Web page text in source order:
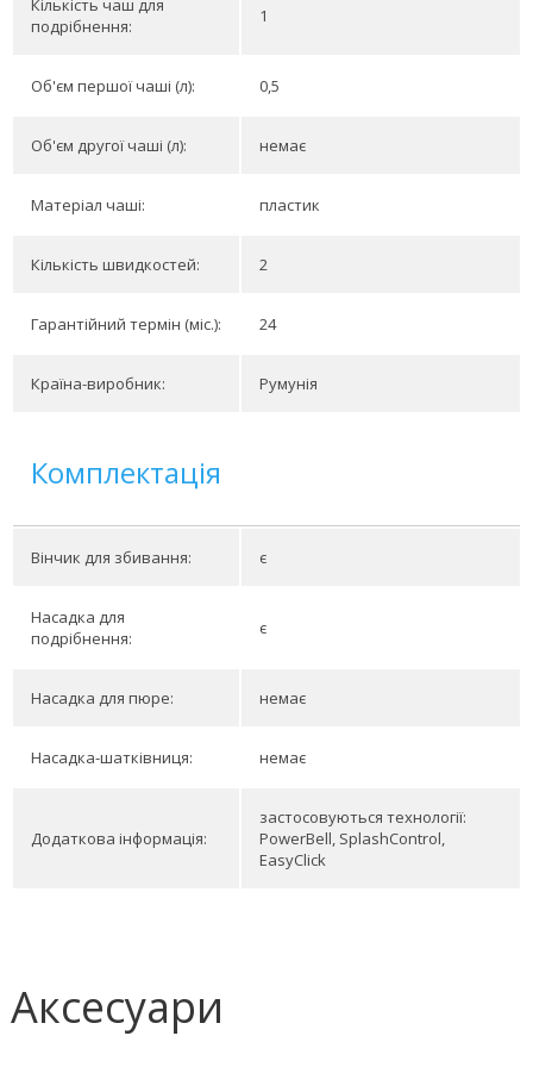
Кількість чаш для
подрібнення:
1
Об'єм першої чаші (л): 0,5
Об'єм другої чаші (л): немає
Матеріал чаші: пластик
Кількість швидкостей: 2
Гарантійний термін (міс.): 24
Країна-виробник: Румунія
Комплектація
Вінчик для збивання: є
Насадка для
подрібнення:
є
Насадка для пюре: немає
Насадка-шатківниця: немає
Додаткова інформація:
застосовуються технології:
PowerBell, SplashControl,
EasyClick
Аксесуари